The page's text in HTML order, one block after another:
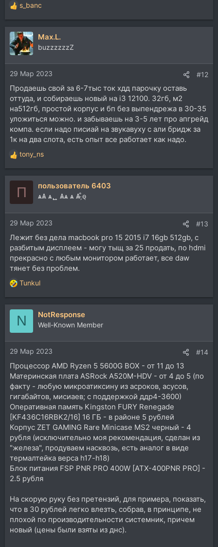
Р
е
а
к
ц
и
и
:
s_banc
Max.L.
buzzzzzzZ
29 Мар 2023 #12
Продаешь свой за 6-7тыс ток хдд парочку оставь
оттуда, и собираешь новый на i3 12100. 32гб, м2
на512гб, простой корпус и бп без выпендрежа в 30-35
уложиться можно. и забываешь на 3-5 лет про апгрейд
компа. если надо писиай на звукавуху с али бридж за
1к на два слота, есть опыт все работает как надо.
Р
е
а
и
и
:
tony_ns
П пользователь 6403
ѧѦ ѧ ̢ ̱ ̧̱ Ѧѧ ѧ Ѧ ̵̗̊o̵̖
29 Мар 2023 #13
Лежит без дела macbook pro 15 2015 i7 16gb 512gb, с
разбитым дисплеем - могу тыщ за 25 продать, по hdmi
прекрасно с любым монитором работает, все daw
тянет без проблем.
Р
е
а
и
и
:
Tunkul
N NotResponse
Well-Known Member
29 Мар 2023 #14
Процессор AMD Ryzen 5 5600G BOX - от 11 до 13
Материнская плата ASRock A520M-HDV - от 4 до 5 (по
факту - любую микроатиксину из асроков, асусов,
гигабайтов, мисиаев; с поддержкой ддр4-3600)
Оперативная память Kingston FURY Renegade
[KF436C16RBK2/16] 16 ГБ - в районе 5 рублей
Корпус ZET GAMING Rare Minicase MS2 черный - 4
рубля (исключительно моя рекомендация, сделан из
"железа", продуваем насквозь, есть аналог в виде
термалтейка верса h17-h18)
Блок питания FSP PNR PRO 400W [ATX-400PNR PRO] -
2.5 рубля
На скорую руку без претензий, для примера, показать,
что в 30 рублей легко влезть, собрав, в принципе, не
плохой по производительности системник, причем
новый (цены были взяты из днс).